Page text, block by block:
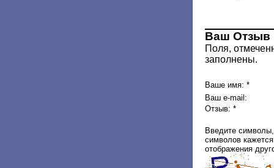
Ваш Отзыв
Поля,
заполнены.
Ваше имя: *
Ваш e-mail:
Отзыв: *
Введите
символов
отображения